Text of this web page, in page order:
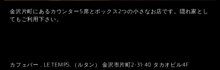
金沢片町にあるカウンター5席とボックス2つの小さなお店です。隠れ家とし
てもご利用下さい。
カフェバー . LE TEMPS.（ルタン） 金沢市片町2-31-40 タカオビル4F